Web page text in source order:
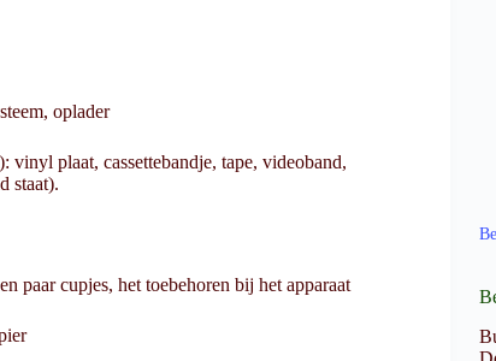
oplader
vinyl plaat, cassettebandje, tape, videoband,
staat).
paar cupjes, het toebehoren bij het apparaat